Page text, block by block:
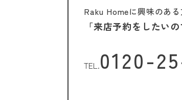
Raku Homeに興味のある
「来店予約をしたい
TEL.0120-